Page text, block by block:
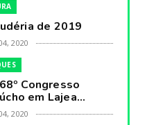
de 2019
2020
Congresso
em Lajea...
2020